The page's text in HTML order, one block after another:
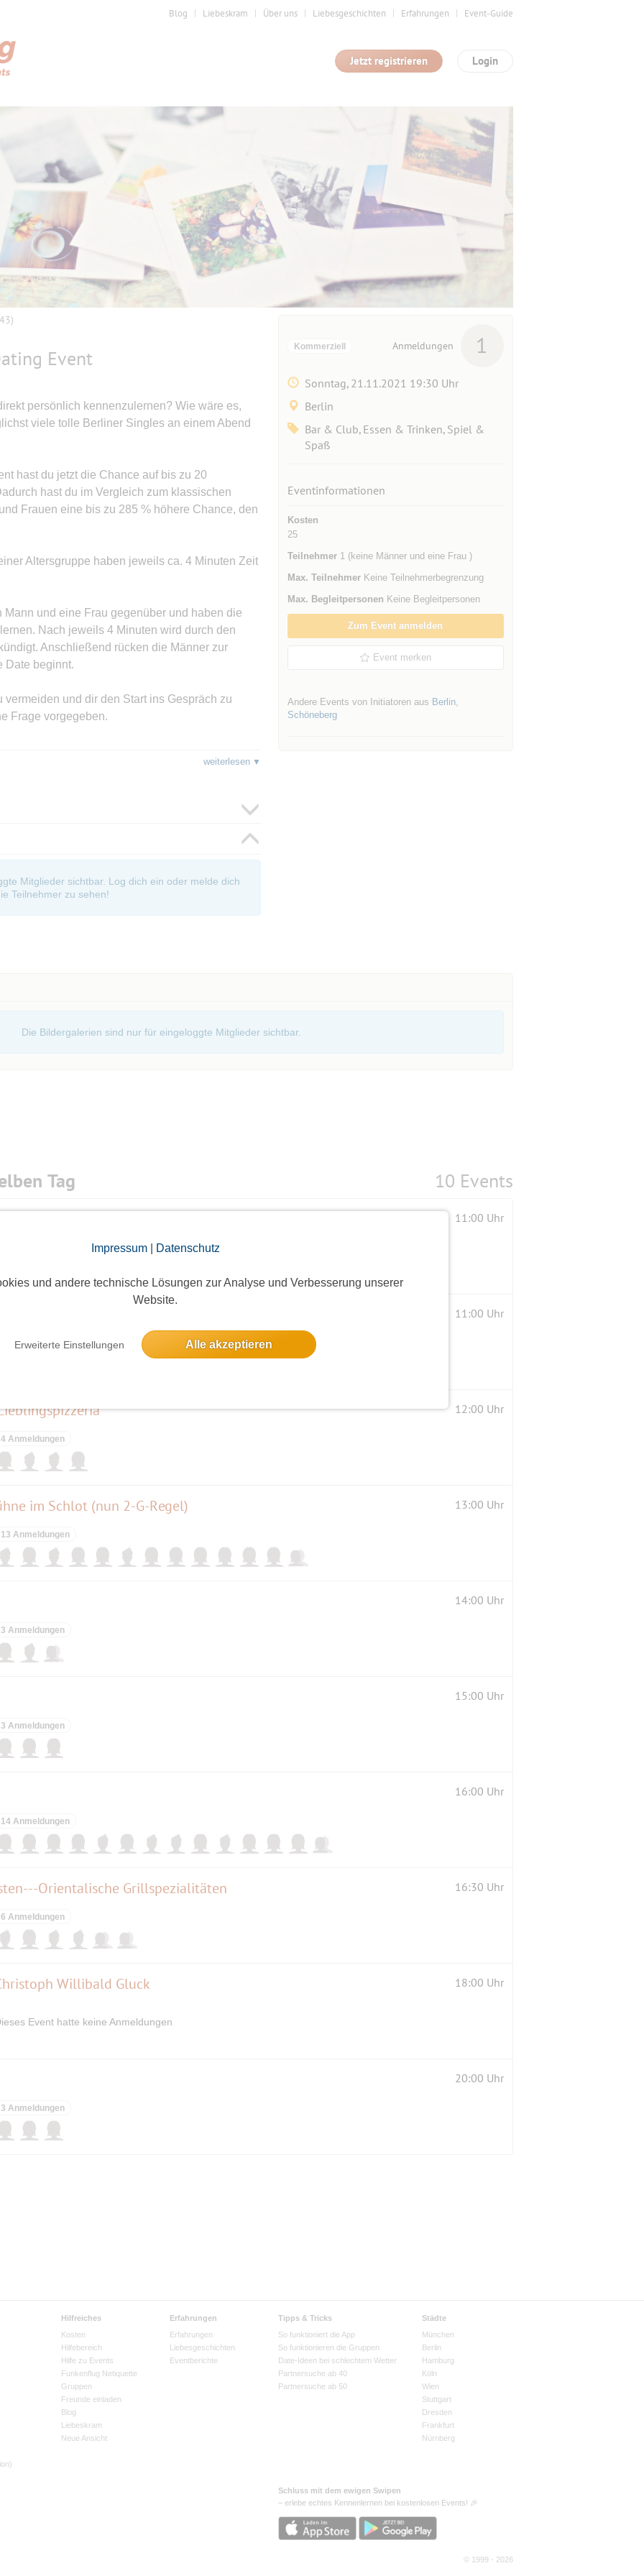
Impressum| Datenschutz
und andere technische Lösungen zur Analyse und Verbesserung unserer
Website.
Erweiterte Einstellungen Alle akzeptieren
Blog Liebeskram Über uns Liebesgeschichten Erfahrungen Event-Guide
Login
Jetzt registrieren
Event
persönlich kennenzulernen? Wie wäre es,
viele tolle Berliner Singles an einem Abend
hast du jetzt die Chance auf bis zu 20
hast du im Vergleich zum klassischen
Frauen eine bis zu 285 % höhere Chance, den
Altersgruppe haben jeweils ca. 4 Minuten Zeit
und eine Frau gegenüber und haben die
Nach jeweils 4 Minuten wird durch den
Anschließend rücken die Männer zur
Date beginnt.
und dir den Start ins Gespräch zu
Frage vorgegeben.
dem Event einen persönlichen Online-Link, wo
kannst.
www.speeddating-xxl.de/ erforderlich.
weiterlesen
Mitglieder sichtbar. Log dich ein oder melde dich
Teilnehmer zu sehen!
Kommerziell Anmeldungen 1
Sonntag, 21.11.2021 19:30 Uhr
Berlin
Bar & Club, Essen & Trinken, Spiel &
Spaß
Eventinformationen
Kosten
25
Teilnehmer1 (keine Männer und eine Frau )
Max. TeilnehmerKeine Teilnehmerbegrenzung
Max. Begleitpersonen Keine Begleitpersonen
Zum Event anmelden
Event merken
Andere Events von Initiatoren aus Berlin,
Schöneberg
Die Bildergalerien sind nur für eingeloggte Mitglieder sichtbar.
Tag 10 Events
11:00 Uhr
Griebnitzsee, Havel. Wannsee 11:00 Uhr
2 Anmeldungen
12:00 Uhr
4 Anmeldungen
im Schlot (nun 2-G-Regel) 13:00 Uhr
13 Anmeldungen
14:00 Uhr
3 Anmeldungen
15:00 Uhr
3 Anmeldungen
16:00 Uhr
14 Anmeldungen
Orientalische Grillspezialitäten 16:30 Uhr
6 Anmeldungen
Willibald Gluck 18:00 Uhr
Event hatte keine Anmeldungen
20:00 Uhr
3 Anmeldungen
Hilfreiches
Kosten
Hilfebereich
Hilfe zu Events
Funkenflug Netiquette
Gruppen
Freunde einladen
Blog
Liebeskram
Neue Ansicht
Erfahrungen
Erfahrungen
Liebesgeschichten
Eventberichte
Tipps & Tricks
So funktioniert die App
So funktionieren die Gruppen
Date-Ideen bei schlechtem Wetter
Partnersuche ab 40
Partnersuche ab 50
Städte
München
Berlin
Hamburg
Köln
Wien
Stuttgart
Dresden
Frankfurt
Nürnberg
Schluss mit dem ewigen Swipen
– erlebe echtes Kennenlernen bei kostenlosen Events! 🎉
© 1999 - 2026